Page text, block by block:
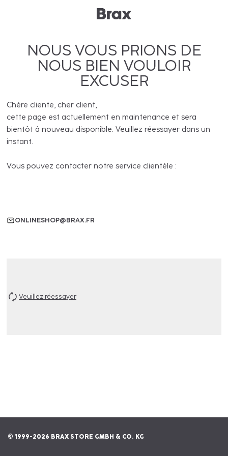
NOUS VOUS PRIONS DE
NOUS BIEN VOULOIR
EXCUSER
Chère cliente, cher client,
cette page est actuellement en maintenance et sera
bientôt à nouveau disponible. Veuillez réessayer dans un
instant.
Vous pouvez contacter notre service clientèle :
ONLINESHOP@BRAX.FR
Veuillez réessayer
© 1999-2026 BRAX STORE GMBH & CO. KG